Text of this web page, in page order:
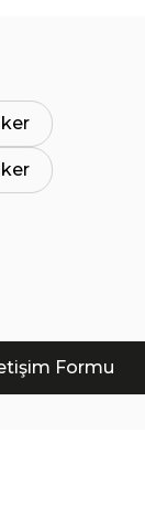
Formu